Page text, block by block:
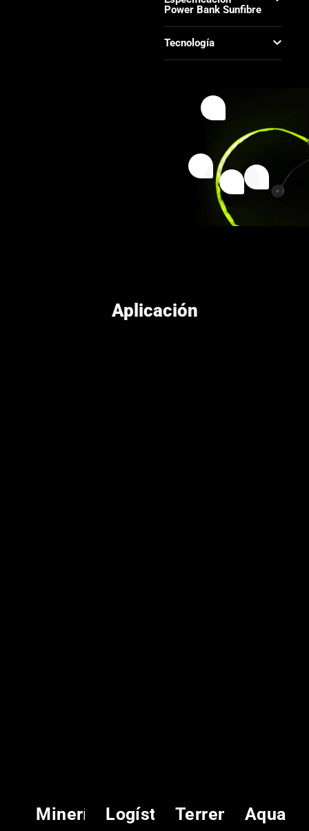
Power Bank Sunfibre
Tecnología
Aplicación
Minería LogísticaTerreno Aqua